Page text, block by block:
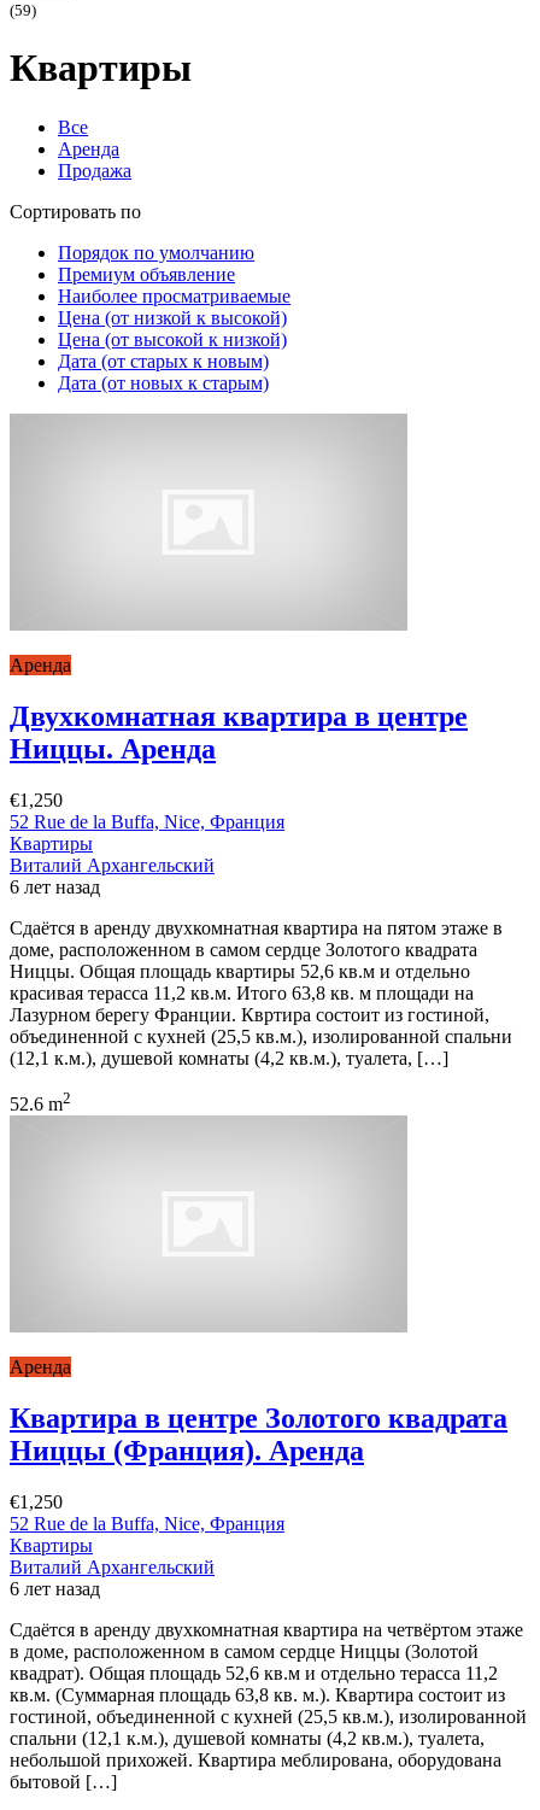
(59)
Квартиры
Все
Аренда
Продажа
Сортировать по
Порядок по умолчанию
Премиум объявление
Наиболее просматриваемые
Цена (от низкой к высокой)
Цена (от высокой к низкой)
Дата (от старых к новым)
Дата (от новых к старым)
Аренда
Двухкомнатная квартира в центре
Ниццы. Аренда
€1,250
52 Rue de la Buffa, Nice, Франция
Квартиры
Виталий Архангельский
6 лет назад
Сдаётся в аренду двухкомнатная квартира на пятом этаже в
доме, расположенном в самом сердце Золотого квадрата
Ниццы. Общая площадь квартиры 52,6 кв.м и отдельно
красивая терасса 11,2 кв.м. Итого 63,8 кв. м площади на
Лазурном берегу Франции. Квртира состоит из гостиной,
объединенной с кухней (25,5 кв.м.), изолированной спальни
(12,1 к.м.), душевой комнаты (4,2 кв.м.), туалета, […]
52.6 m2
Аренда
Квартира в центре Золотого квадрата
Ниццы (Франция). Аренда
€1,250
52 Rue de la Buffa, Nice, Франция
Квартиры
Виталий Архангельский
6 лет назад
Сдаётся в аренду двухкомнатная квартира на четвёртом этаже
в доме, расположенном в самом сердце Ниццы (Золотой
квадрат). Общая площадь 52,6 кв.м и отдельно терасса 11,2
кв.м. (Суммарная площадь 63,8 кв. м.). Квартира состоит из
гостиной, объединенной с кухней (25,5 кв.м.), изолированной
спальни (12,1 к.м.), душевой комнаты (4,2 кв.м.), туалета,
небольшой прихожей. Квартира меблирована, оборудована
бытовой […]